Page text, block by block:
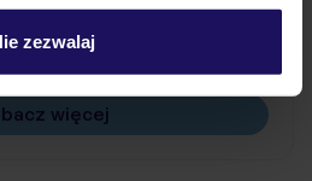
zezwalaj
TUI?
otrzymam karty
więcej